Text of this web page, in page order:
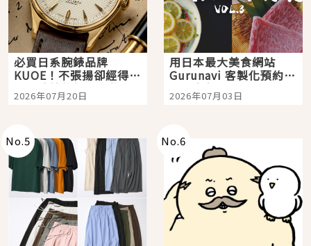
必買日系腕錶品牌
KUOE！不張揚卻經得起
時間洗鍊的經典之作五
選
2026年07月20日
用日本最大美食網站
Gurunavi 客製化預約九
大都市餐廳，打造專屬
美食體驗！
2026年07月03日
No.5 No.6